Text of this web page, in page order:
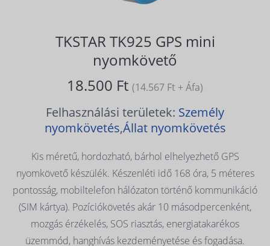
TKSTAR TK925 GPS mini
nyomkövető
18.500 Ft (14.567 Ft + Áfa)
Felhasználási területek: Személy
nyomkövetés,Állat nyomkövetés
Kis méretű, hordozható, bárhol elhelyezhető GPS
nyomkövető készülék. Készenléti idő 168 óra, 5 méteres
pontosság, mobiltelefon hálózaton történő kommunikáció
(SIM kártya). Pozíciókövetés akár 10 másodpercenként,
mozgás érzékelés, SOS riasztás, energiatakarékos
üzemmód, hanghívás kezdeményetése és fogadása.